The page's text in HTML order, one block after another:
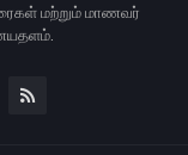
மற்றும் மாணவர்